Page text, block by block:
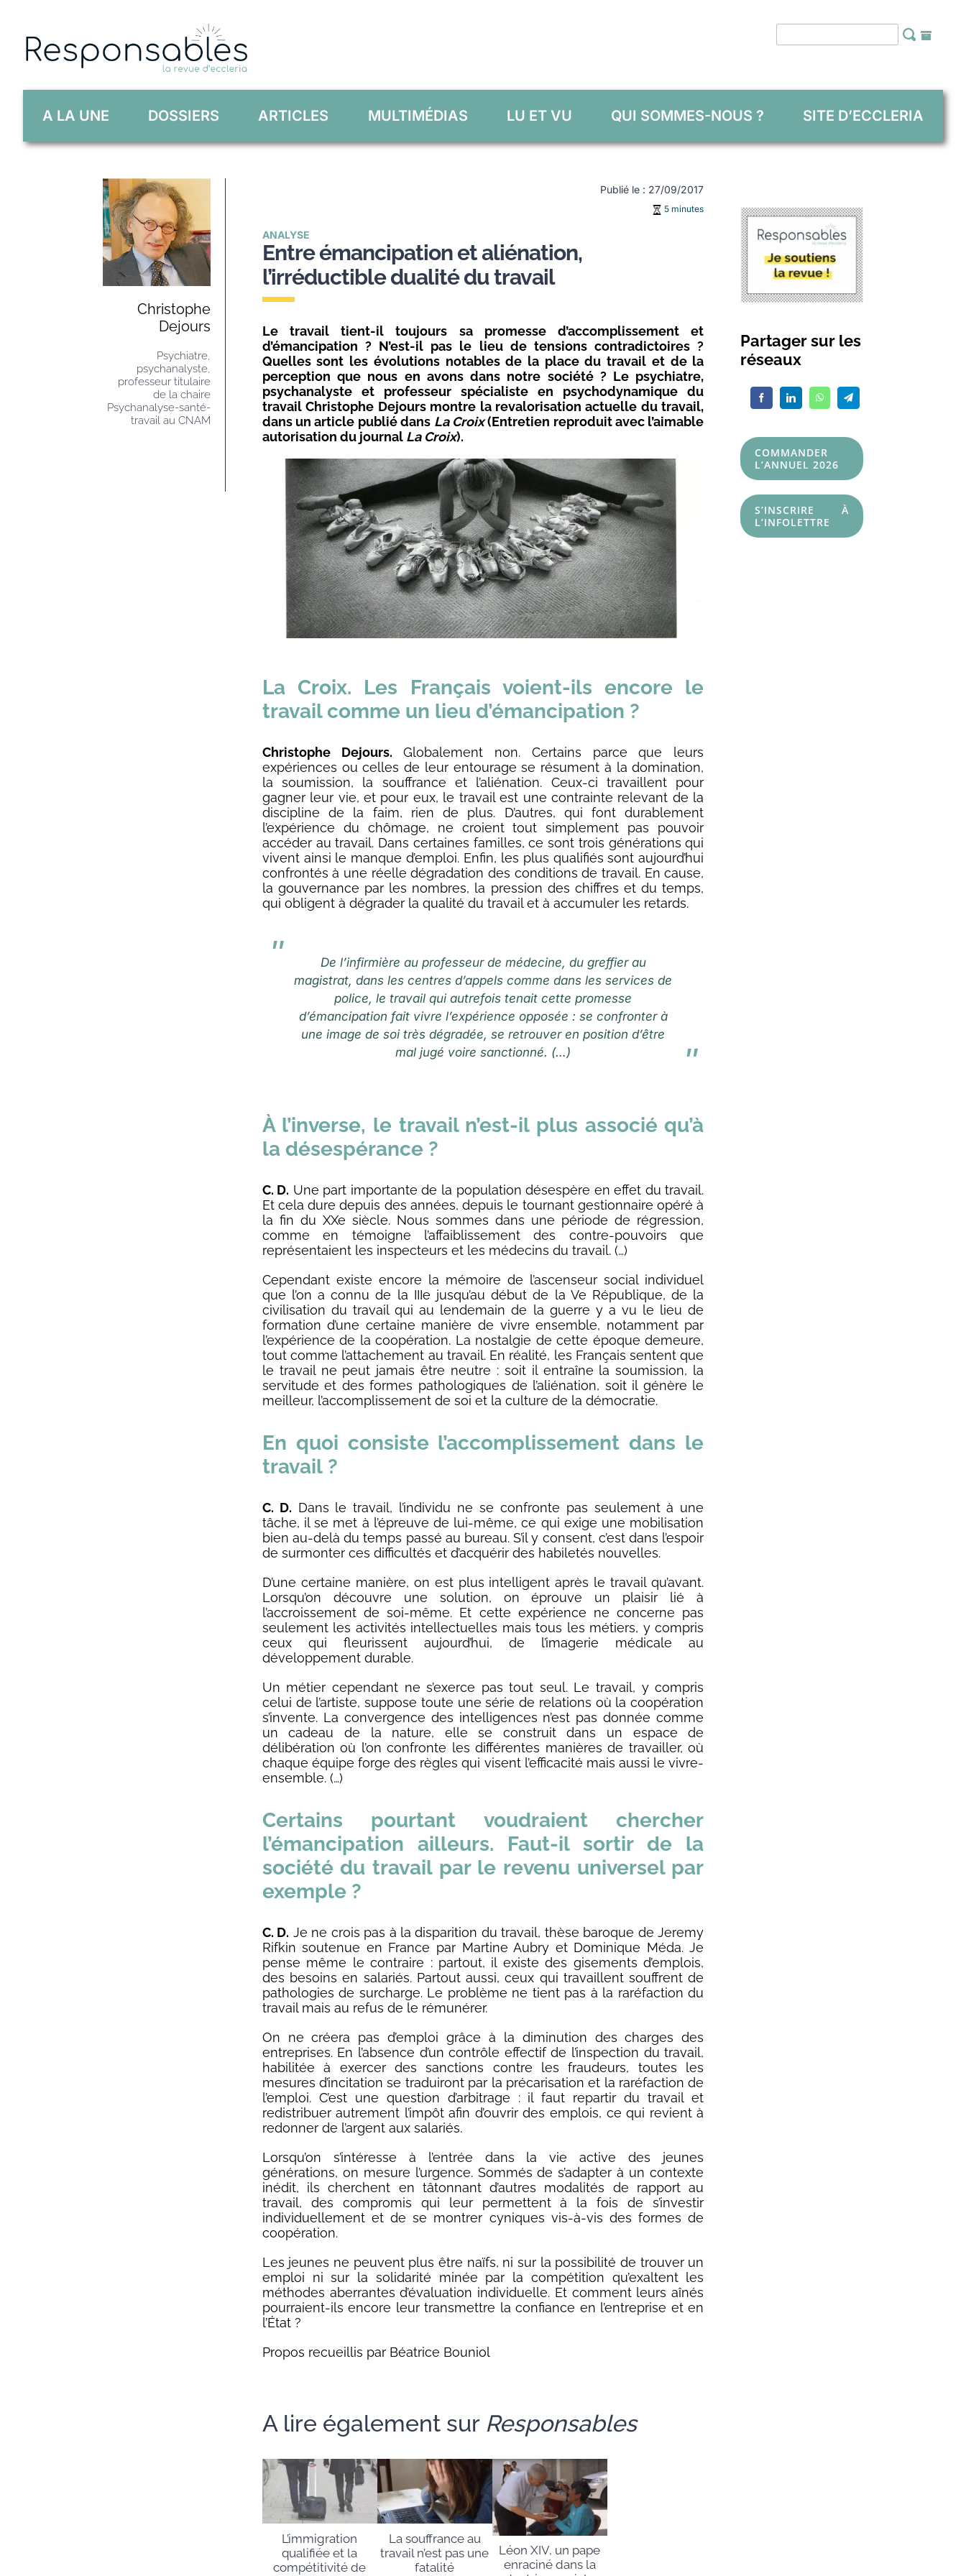
content
A LA UNE DOSSIERS ARTICLES MULTIMÉDIAS LU ET VU QUI SOMMES-NOUS ? SITE D’ECCLERIA
Christophe
Dejours
Psychiatre,
psychanalyste,
professeur titulaire
de la chaire
Psychanalyse-santé-
travail au CNAM
Publié le : 27/09/2017
5 minutes
ANALYSE
Entre émancipation et aliénation,
l’irréductible dualité du travail
Le travail tient-il toujours sa promesse d’accomplissement et
d’émancipation ? N’est-il pas le lieu de tensions contradictoires ?
Quelles sont les évolutions notables de la place du travail et de la
perception que nous en avons dans notre société ? Le psychiatre,
psychanalyste et professeur spécialiste en psychodynamique du
travail Christophe Dejours montre la revalorisation actuelle du travail,
dans un article publié dans La Croix(Entretien reproduit avec l’aimable
autorisation du journal La Croix).
La Croix. Les Français voient-ils encore le
travail comme un lieu d’émancipation ?
Christophe Dejours. Globalement non. Certains parce que leurs
expériences ou celles de leur entourage se résument à la domination,
la soumission, la souffrance et l’aliénation. Ceux-ci travaillent pour
gagner leur vie, et pour eux, le travail est une contrainte relevant de la
discipline de la faim, rien de plus. D’autres, qui font durablement
l’expérience du chômage, ne croient tout simplement pas pouvoir
accéder au travail. Dans certaines familles, ce sont trois générations qui
vivent ainsi le manque d’emploi. Enfin, les plus qualifiés sont aujourd’hui
confrontés à une réelle dégradation des conditions de travail. En cause,
la gouvernance par les nombres, la pression des chiffres et du temps,
qui obligent à dégrader la qualité du travail et à accumuler les retards.
De l’infirmière au professeur de médecine, du greffier au
magistrat, dans les centres d’appels comme dans les services de
police, le travail qui autrefois tenait cette promesse
d’émancipation fait vivre l’expérience opposée : se confronter à
une image de soi très dégradée, se retrouver en position d’être
mal jugé voire sanctionné. (…)
À l’inverse, le travail n’est-il plus associé qu’à
la désespérance ?
C. D. Une part importante de la population désespère en effet du travail.
Et cela dure depuis des années, depuis le tournant gestionnaire opéré à
la fin du XXe siècle. Nous sommes dans une période de régression,
comme en témoigne l’affaiblissement des contre-pouvoirs que
représentaient les inspecteurs et les médecins du travail. (…)
Cependant existe encore la mémoire de l’ascenseur social individuel
que l’on a connu de la IIIe jusqu’au début de la Ve République, de la
civilisation du travail qui au lendemain de la guerre y a vu le lieu de
formation d’une certaine manière de vivre ensemble, notamment par
l’expérience de la coopération. La nostalgie de cette époque demeure,
tout comme l’attachement au travail. En réalité, les Français sentent que
le travail ne peut jamais être neutre : soit il entraîne la soumission, la
servitude et des formes pathologiques de l’aliénation, soit il génère le
meilleur, l’accomplissement de soi et la culture de la démocratie.
En quoi consiste l’accomplissement dans le
travail ?
C. D. Dans le travail, l’individu ne se confronte pas seulement à une
tâche, il se met à l’épreuve de lui-même, ce qui exige une mobilisation
bien au-delà du temps passé au bureau. S’il y consent, c’est dans l’espoir
de surmonter ces difficultés et d’acquérir des habiletés nouvelles.
D’une certaine manière, on est plus intelligent après le travail qu’avant.
Lorsqu’on découvre une solution, on éprouve un plaisir lié à
l’accroissement de soi-même. Et cette expérience ne concerne pas
seulement les activités intellectuelles mais tous les métiers, y compris
ceux qui fleurissent aujourd’hui, de l’imagerie médicale au
développement durable.
Un métier cependant ne s’exerce pas tout seul. Le travail, y compris
celui de l’artiste, suppose toute une série de relations où la coopération
s’invente. La convergence des intelligences n’est pas donnée comme
un cadeau de la nature, elle se construit dans un espace de
délibération où l’on confronte les différentes manières de travailler, où
chaque équipe forge des règles qui visent l’efficacité mais aussi le vivre-
ensemble. (…)
Certains pourtant voudraient chercher
l’émancipation ailleurs. Faut-il sortir de la
société du travail par le revenu universel par
exemple ?
C. D. Je ne crois pas à la disparition du travail, thèse baroque de Jeremy
Rifkin soutenue en France par Martine Aubry et Dominique Méda. Je
pense même le contraire : partout, il existe des gisements d’emplois,
des besoins en salariés. Partout aussi, ceux qui travaillent souffrent de
pathologies de surcharge. Le problème ne tient pas à la raréfaction du
travail mais au refus de le rémunérer.
On ne créera pas d’emploi grâce à la diminution des charges des
entreprises. En l’absence d’un contrôle effectif de l’inspection du travail,
habilitée à exercer des sanctions contre les fraudeurs, toutes les
mesures d’incitation se traduiront par la précarisation et la raréfaction de
l’emploi. C’est une question d’arbitrage : il faut repartir du travail et
redistribuer autrement l’impôt afin d’ouvrir des emplois, ce qui revient à
redonner de l’argent aux salariés.
Lorsqu’on s’intéresse à l’entrée dans la vie active des jeunes
générations, on mesure l’urgence. Sommés de s’adapter à un contexte
inédit, ils cherchent en tâtonnant d’autres modalités de rapport au
travail, des compromis qui leur permettent à la fois de s’investir
individuellement et de se montrer cyniques vis-à-vis des formes de
coopération.
Les jeunes ne peuvent plus être naïfs, ni sur la possibilité de trouver un
emploi ni sur la solidarité minée par la compétition qu’exaltent les
méthodes aberrantes d’évaluation individuelle. Et comment leurs aînés
pourraient-ils encore leur transmettre la confiance en l’entreprise et en
l’État ?
Propos recueillis par Béatrice Bouniol
A lire également sur Responsables
L’immigration
qualifiée et la
compétitivité de
La souffrance au
travail n’est pas une
fatalité
Léon XIV, un pape
enraciné dans la
Partager sur les
réseaux
COMMANDER
L’ANNUEL 2026
S’INSCRIRE À
L’INFOLETTRE